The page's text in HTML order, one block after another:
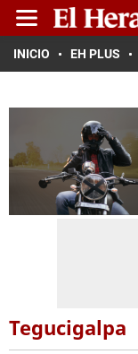
INICIO EH PLUS
Tegucigalpa